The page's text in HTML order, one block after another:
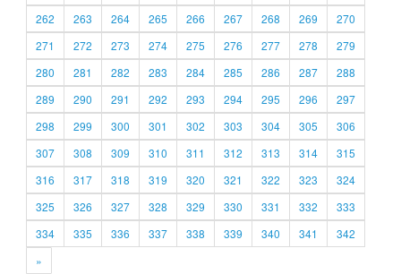
262
263 264 265 266 267 268 269
270
271
272 273 274 275 276 277 278
279
280
281 282 283 284 285 286 287
288
289
290 291 292 293 294 295 296
297
298
299 300 301 302 303 304 305
306
307
308 309 310 311 312 313 314
315
316
317 318 319 320 321 322 323
324
325
326 327 328 329 330 331 332
333
334
335 336 337 338 339 340 341
342
»